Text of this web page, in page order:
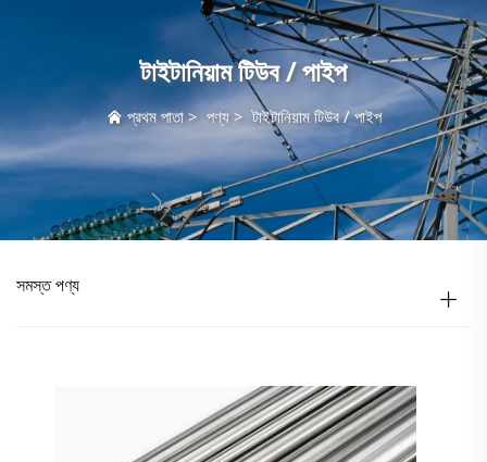
টাইটানিয়াম টিউব / পাইপ
প্রথম পাতা>পণ্য>টাইটানিয়াম টিউব / পাইপ
সমস্ত পণ্য